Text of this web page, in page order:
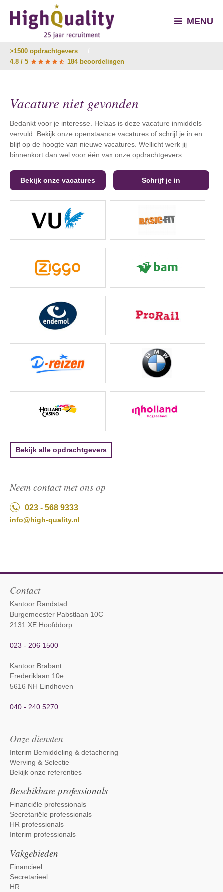
MENU
>1500 opdrachtgevers
4.8 / 5
184 beoordelingen
Vacature niet gevonden
Bedankt voor je interesse. Helaas is deze vacature inmiddels
vervuld. Bekijk onze openstaande vacatures of schrijf je in en
blijf op de hoogte van nieuwe vacatures. Wellicht werk jij
binnenkort dan wel voor één van onze opdrachtgevers.
Bekijk onze vacatures Schrijf je in
Bekijk alle opdrachtgevers
Neem contact met ons op
023 - 568 9333
info@high-quality.nl
Contact
Kantoor Randstad:
Burgemeester Pabstlaan 10C
2131 XE Hoofddorp
023 - 206 1500
Kantoor Brabant:
Frederiklaan 10e
5616 NH Eindhoven
040 - 240 5270
Onze diensten
Interim Bemiddeling & detachering
Werving & Selectie
Bekijk onze referenties
Beschikbare professionals
Financiële professionals
Secretariële professionals
HR professionals
Interim professionals
Vakgebieden
Financieel
Secretarieel
HR